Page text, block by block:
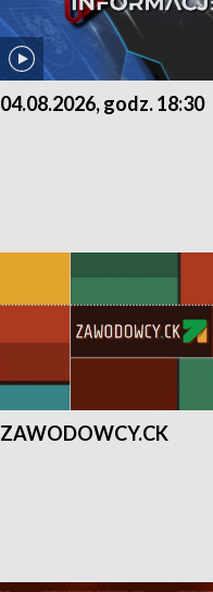
04.08.2026, godz. 18:30
ZAWODOWCY.CK